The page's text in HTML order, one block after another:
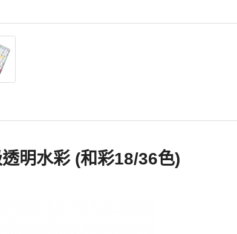
明水彩 (和彩18/36色)